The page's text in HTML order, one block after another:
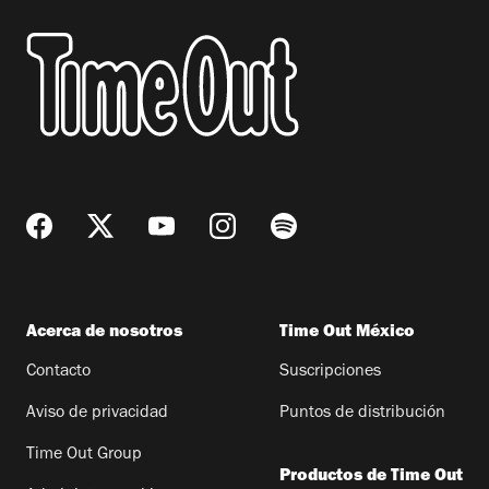
Acerca de nosotros
Contacto
Aviso de privacidad
Time Out Group
Time Out México
Suscripciones
Puntos de distribución
Productos de Time Out